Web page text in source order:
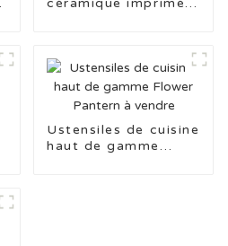
Ustensiles de cuisine
haut de gamme